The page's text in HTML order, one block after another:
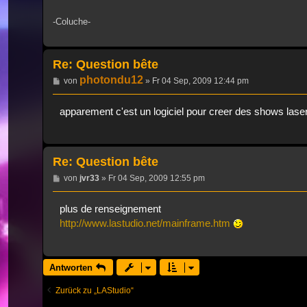
-Coluche-
Re: Question bête
Beitrag
von photondu12» Fr 04 Sep, 2009 12:44 pm
apparement c'est un logiciel pour creer des shows
Re: Question bête
Beitrag
von jvr33» Fr 04 Sep, 2009 12:55 pm
plus de renseignement
http://www.lastudio.net/mainframe.htm
Antworten
Zurück zu „LAStudio“